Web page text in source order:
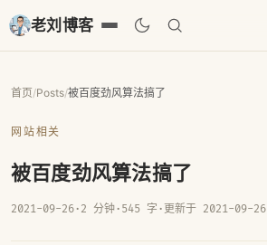
老刘博客
首页/Posts/被百度劲风算法搞了
网站相关
被百度劲风算法搞了
2021-09-26· 2 分钟· 545 字 · 更新于 2021-09-26